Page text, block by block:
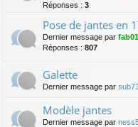
Réponses : 3
Pose de jantes en
Dernier message par fab01
Réponses : 807
Galette
Dernier message par
Modèle jantes
Dernier message par